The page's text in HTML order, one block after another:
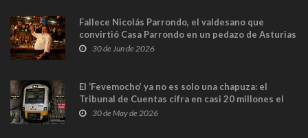
Fallece Nicolás Parrondo, el valdesano que
convirtió Casa Parrondo en un pedazo de Asturias
en Madrid
30 de Jun de 2026
El ‘Fevemocho’ ya no es solo una chapuza: el
Tribunal de Cuentas cifra en casi 20 millones el
sobrecoste de los trenes que no cabían por los
30 de May de 2026